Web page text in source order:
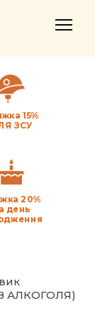
15%
ЗСУ
20%
день
АЛКОГОЛЯ)